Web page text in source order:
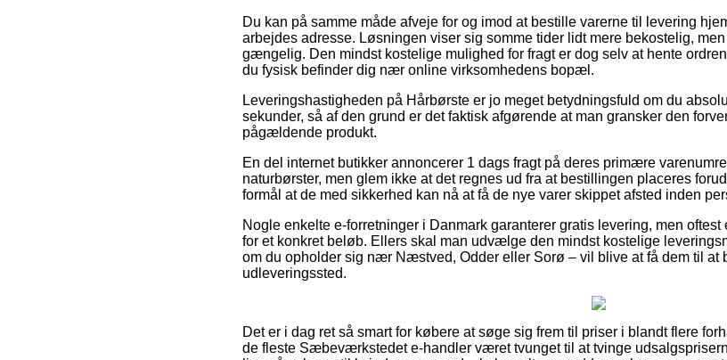
Du kan på samme måde afveje for og imod at bestille varerne til levering
arbejdes adresse. Løsningen viser sig somme tider lidt mere bekostelig,
gængelig. Den mindst kostelige mulighed for fragt er dog selv at hente
du fysisk befinder dig nær online virksomhedens bopæl.
Leveringshastigheden på Hårbørste er jo meget betydningsfuld om du
sekunder, så af den grund er det faktisk afgørende at man gransker den
pågældende produkt.
En del internet butikker annoncerer 1 dags fragt på deres primære
naturbørster, men glem ikke at det regnes ud fra at bestillingen placeres
formål at de med sikkerhed kan nå at få de nye varer skippet afsted inden
Nogle enkelte e-forretninger i Danmark garanterer gratis levering, men
for et konkret beløb. Ellers skal man udvælge den mindst kostelige
om du opholder sig nær Næstved, Odder eller Sorø – vil blive at få dem til at
udleveringssted.
Det er i dag ret så smart for købere at søge sig frem til priser i blandt flere
de fleste Sæbeværkstedet e-handler været tvunget til at tvinge